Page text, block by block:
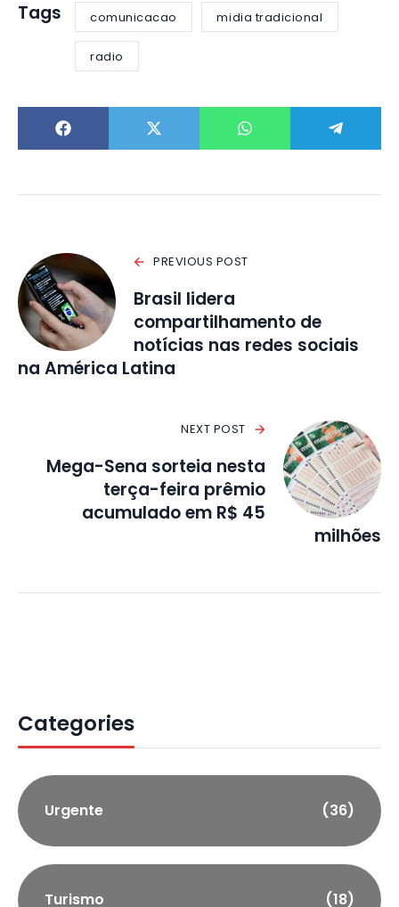
Tags comunicacao midia tradicional
radio
PREVIOUS POST
Brasil lidera
compartilhamento de
notícias nas redes sociais
na América Latina
NEXT POST
Mega-Sena sorteia nesta
terça-feira prêmio
acumulado em R$ 45
milhões
Categories
Urgente (36)
Turismo (18)